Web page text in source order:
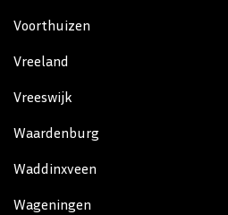
Voorthuizen
Vreeland
Vreeswijk
Waardenburg
Waddinxveen
Wageningen